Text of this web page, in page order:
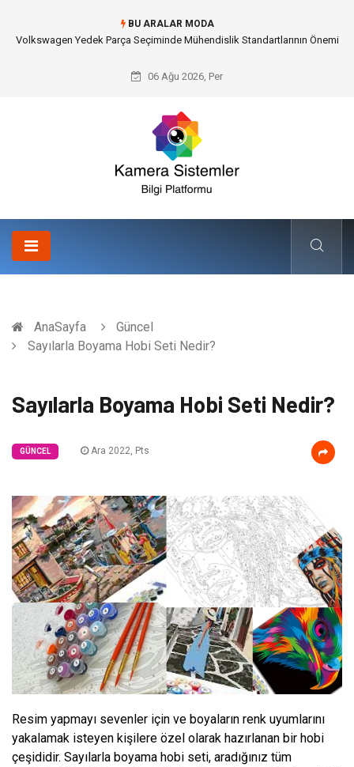
BU ARALAR MODA
Düğün Fotoğrafçısı Seçimiyle Geleceğe Nasıl Bir Miras Bırakacaksınız?
06 Ağu 2026, Per
AnaSayfa
Güncel
Sayılarla Boyama Hobi Seti Nedir?
Sayılarla Boyama Hobi Seti Nedir?
GÜNCEL Ara 2022, Pts
Resim yapmayı sevenler için ve boyaların renk uyumlarını
yakalamak isteyen kişilere özel olarak hazırlanan bir hobi
çeşididir. Sayılarla boyama hobi seti, aradığınız tüm